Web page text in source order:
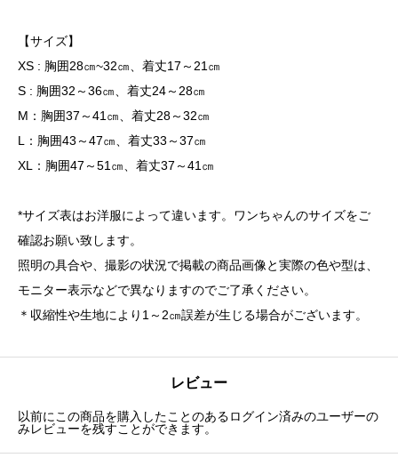
【サイズ】
XS : 胸囲28㎝~32㎝、着丈17～21㎝
S : 胸囲32～36㎝、着丈24～28㎝
M：胸囲37～41㎝、着丈28～32㎝
L：胸囲43～47㎝、着丈33～37㎝
XL：胸囲47～51㎝、着丈37～41㎝
*サイズ表はお洋服によって違います。ワンちゃんのサイズをご
確認お願い致します。
照明の具合や、撮影の状況で掲載の商品画像と実際の色や型は、
モニター表示などで異なりますのでご了承ください。
＊収縮性や生地により1～2㎝誤差が生じる場合がございます。
レビュー
以前にこの商品を購入したことのあるログイン済みのユーザーの
みレビューを残すことができます。